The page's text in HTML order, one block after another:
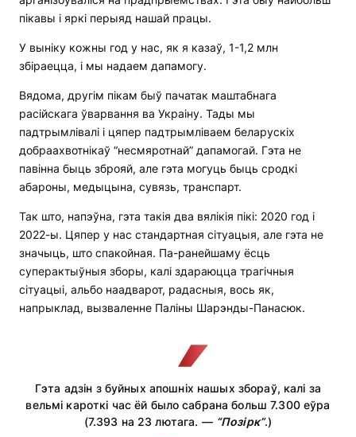
пікавы і яркі перыяд нашай працы.
У выніку кожны год у нас, як я казаў, 1-1,2 млн
збіраецца, і мы надаем дапамогу.
Вядома, другім пікам быў пачатак маштабнага
расійскага ўварвання ва Украіну. Тады мы
падтрымлівалі і цяпер падтрымліваем беларускіх
добраахвотнікаў “несмяротнай” дапамогай. Гэта не
павінна быць зброяй, але гэта могуць быць сродкі
абароны, медыцына, сувязь, транспарт.
Так што, напэўна, гэта такія два вялікія пікі: 2020 год і
2022-ы. Цяпер у нас стандартная сітуацыя, але гэта не
значыць, што спакойная. Па-ранейшаму ёсць
суперактыўныя зборы, калі здараюцца трагічныя
сітуацыі, альбо наадварот, радасныя, вось як,
напрыклад, вызваленне Паліны Шарэнды-Панасюк.
Гэта адзін з буйных апошніх нашых збораў, калі за
вельмі кароткі час ёй было сабрана больш 7.300 еўра
(7.393 на 23 лютага. — “Позірк”.)